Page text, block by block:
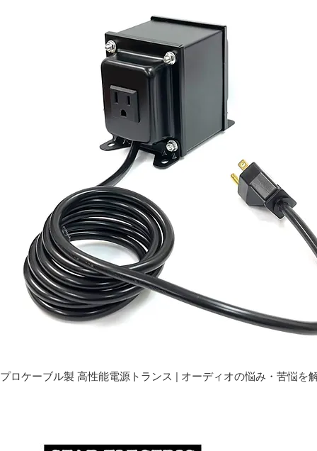
プロケーブル製 高性能電源トランス | オーディオの悩み・苦悩を